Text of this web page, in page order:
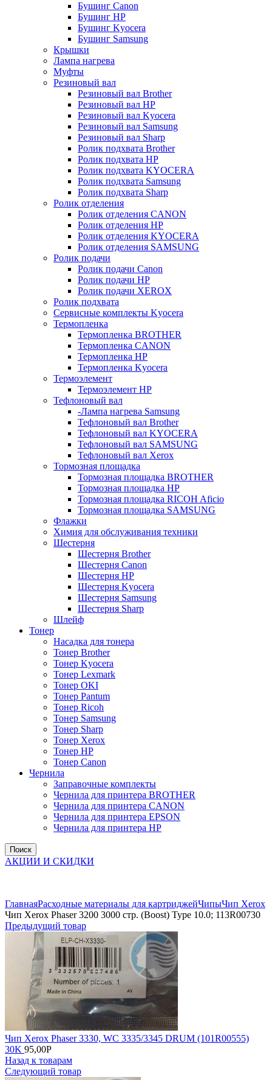
Бушинг Canon
Бушинг HP
Бушинг Kyocera
Бушинг Samsung
Крышки
Лампа нагрева
Муфты
Резиновый вал
Резиновый вал Brother
Резиновый вал HP
Резиновый вал Kyocera
Резиновый вал Samsung
Резиновый вал Sharp
Ролик подхвата Brother
Ролик подхвата HP
Ролик подхвата KYOCERA
Ролик подхвата Samsung
Ролик подхвата Sharp
Ролик отделения
Ролик отделения CANON
Ролик отделения HP
Ролик отделения KYOCERA
Ролик отделения SAMSUNG
Ролик подачи
Ролик подачи Canon
Ролик подачи HP
Ролик подачи XEROX
Ролик подхвата
Сервисные комплекты Kyocera
Термопленка
Термопленка BROTHER
Термопленка CANON
Термопленка HP
Термопленка Kyocera
Термоэлемент
Термоэлемент НР
Тефлоновый вал
-Лампа нагрева Samsung
Тефлоновый вал Brother
Тефлоновый вал KYOCERA
Тефлоновый вал SAMSUNG
Тефлоновый вал Xerox
Тормозная площадка
Тормозная площадка BROTHER
Тормозная площадка HP
Тормозная площадка RICOH Aficio
Тормозная площадка SAMSUNG
Флажки
Химия для обслуживания техники
Шестерня
Шестерня Brother
Шестерня Canon
Шестерня HP
Шестерня Kyocera
Шестерня Samsung
Шестерня Sharp
Шлейф
Тонер
Насадка для тонера
Тонер Brother
Тонер Kyocera
Тонер Lexmark
Тонер OKI
Тонер Pantum
Тонер Ricoh
Тонер Samsung
Тонер Sharp
Тонер Xerox
Тонер НР
Тонер Саnon
Чернила
Заправочные комплекты
Чернила для принтера BROTHER
Чернила для принтера CANON
Чернила для принтера EPSON
Чернила для принтера HP
Поиск
АКЦИИ И СКИДКИ
ГлавнаяРасходные материалы для картриджейЧипыЧип Xerox
Чип Xerox Phaser 3200 3000 стр. (Boost) Type 10.0; 113R00730
Предыдущий товар
Чип Xerox Phaser 3330, WC 3335/3345 DRUM (101R00555)
30K 95,00Р
Назад к товарам
Следующий товар